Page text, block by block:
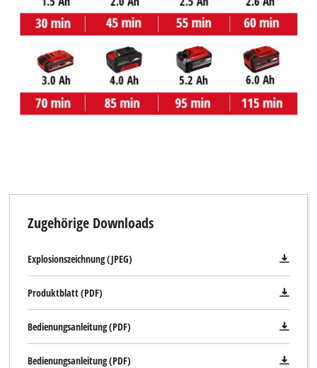
Zugehörige Downloads
Explosionszeichnung (JPEG)
Produktblatt (PDF)
Bedienungsanleitung (PDF)
Bedienungsanleitung (PDF)